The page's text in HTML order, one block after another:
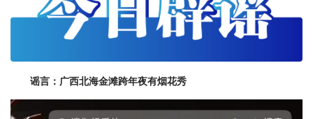
谣言：广西北海金滩跨年夜有烟花秀